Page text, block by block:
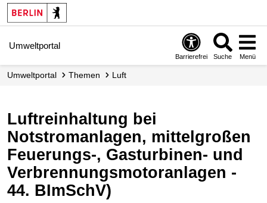
Umweltportal
Barrierefrei Suche Menü
Umweltportal Themen Luft
Luftreinhaltung bei
Notstromanlagen, mittelgroßen
Feuerungs-, Gasturbinen- und
Verbrennungsmotoranlagen -
44. BImSchV)